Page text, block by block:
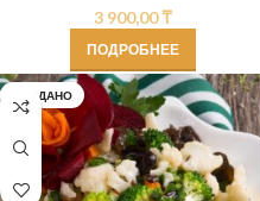
3 900,00₸
ПОДРОБНЕЕ
ПРОДАНО